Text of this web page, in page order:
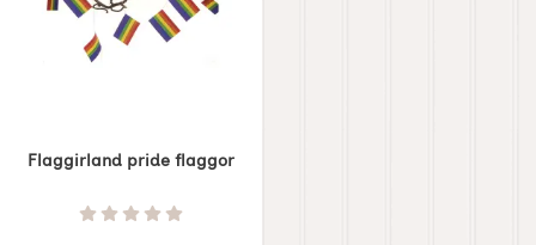
Flaggirland pride flaggor
Art. nr 8967 Betyg: 0 Stjärnor av 5